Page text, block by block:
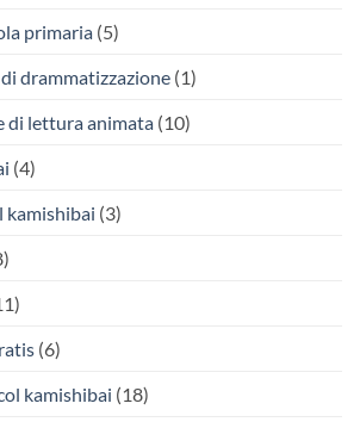
primaria (5)
drammatizzazione (1)
di lettura animata (10)
(4)
kamishibai (3)
(6)
kamishibai (18)